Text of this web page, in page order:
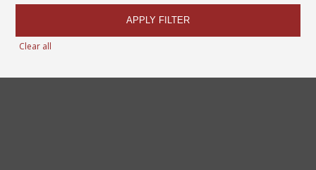
APPLY FILTER
Clear all